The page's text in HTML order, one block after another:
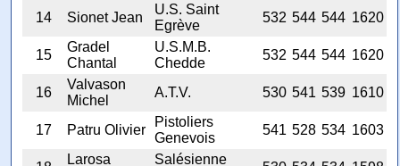
14 Sionet Jean
U.S. Saint
Egrève
532 544 544 1620
15
Gradel
Chantal
U.S.M.B.
Chedde
532 544 544 1620
16
Valvason
Michel
A.T.V. 530 541 539 1610
17 Patru Olivier
Pistoliers
Genevois
541 528 534 1603
Larosa Salésienne